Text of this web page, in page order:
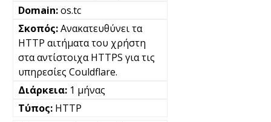
os.tc
Ανακατευθύνει τα
HTTP αιτήματα του χρήστη
στα αντίστοιχα HTTPS για τις
υπηρεσίες Couldflare.
1 μήνας
HTTP